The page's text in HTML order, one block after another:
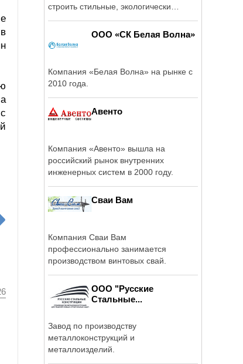
строить стильные, экологически
ООО «СК Белая Волна»
Компания «Белая Волна» на рынке с
2010 года.
Авенто
Компания «Авенто» вышла на
российский рынок внутренних
инженерных систем в 2000 году.
Сваи Вам
Компания Сваи Вам
профессионально занимается
производством винтовых свай.
ООО "Русские
Стальные...
Завод по производству
металлоконструкций и
металлоизделий.